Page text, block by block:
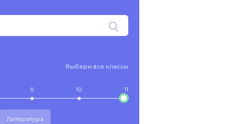
Выбери все классы
9 10 11
Литература